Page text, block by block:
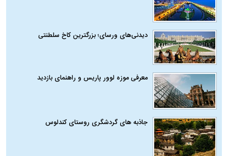
دیدنی‌های ورسای؛ بزرگترین کاخ سلطنتی
معرفی موزه لوور پاریس و راهنمای بازدید
جاذبه های گردشگری روستای کندلوس